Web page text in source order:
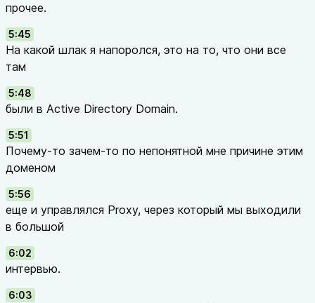
прочее.
5:45
На какой шлак я напоролся, это на то, что они все
там
5:48
были в Active Directory Domain.
5:51
Почему-то зачем-то по непонятной мне причине этим
доменом
5:56
еще и управлялся Proxy, через который мы выходили
в большой
6:02
интервью.
6:03